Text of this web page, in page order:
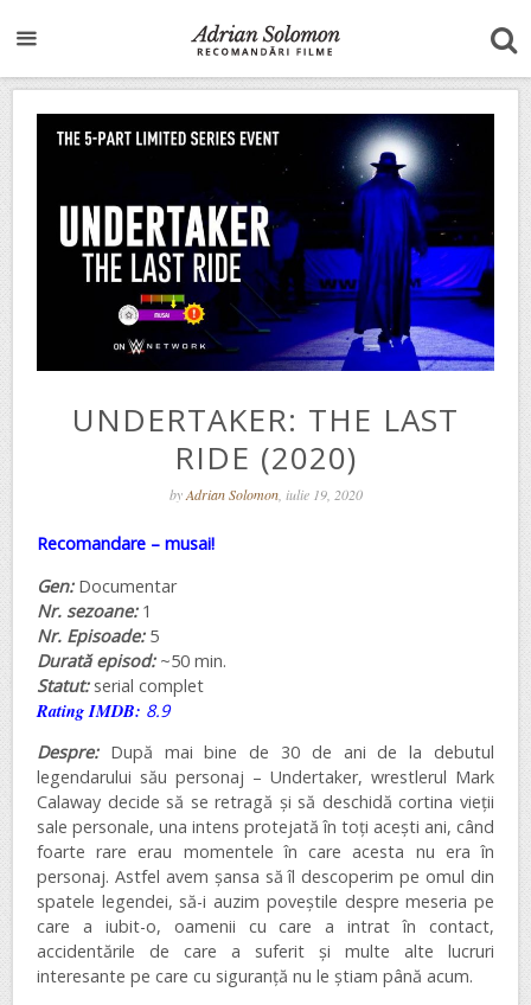
UNDERTAKER: THE LAST
RIDE (2020)
byAdrian Solomon, iulie 19, 2020
Recomandare – musai!
Gen:Documentar
Nr. sezoane:1
Nr. Episoade: 5
Durată episod:~50 min.
Statut:serial complet
Rating IMDB: 8.9
Despre:După mai bine de 30 de ani de la debutul
legendarului său personaj – Undertaker, wrestlerul Mark
Calaway decide să se retragă și să deschidă cortina vieții
sale personale, una intens protejată în toți acești ani, când
foarte rare erau momentele în care acesta nu era în
personaj. Astfel avem șansa să îl descoperim pe omul din
spatele legendei, să-i auzim poveștile despre meseria pe
care a iubit-o, oamenii cu care a intrat în contact,
accidentările de care a suferit și multe alte lucruri
interesante pe care cu siguranță nu le știam până acum.